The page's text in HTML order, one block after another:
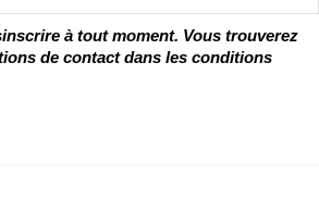
à tout moment. Vous trouverez
de contact dans les conditions